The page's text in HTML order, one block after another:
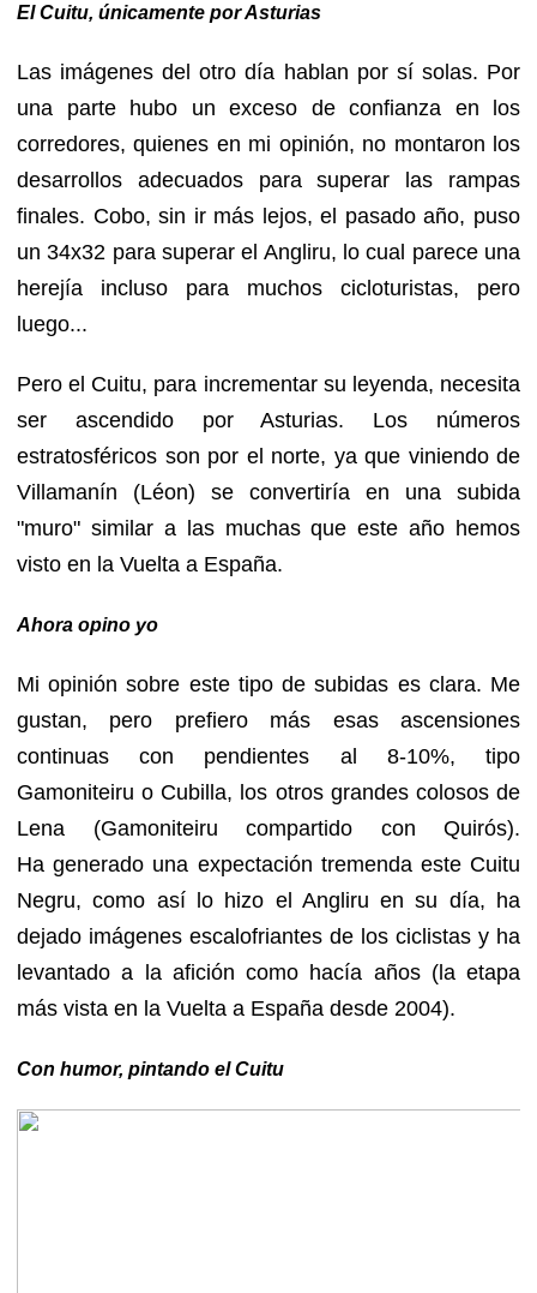
El Cuitu, únicamente por Asturias
Las imágenes del otro día hablan por sí solas. Por
una parte hubo un exceso de confianza en los
corredores, quienes en mi opinión, no montaron los
desarrollos adecuados para superar las rampas
finales. Cobo, sin ir más lejos, el pasado año, puso
un 34x32 para superar el Angliru, lo cual parece una
herejía incluso para muchos cicloturistas, pero
luego...
Pero el Cuitu, para incrementar su leyenda, necesita
ser ascendido por Asturias. Los números
estratosféricos son por el norte, ya que viniendo de
Villamanín (Léon) se convertiría en una subida
"muro" similar a las muchas que este año hemos
visto en la Vuelta a España.
Ahora opino yo
Mi opinión sobre este tipo de subidas es clara. Me
gustan, pero prefiero más esas ascensiones
continuas con pendientes al 8-10%, tipo
Gamoniteiru o Cubilla, los otros grandes colosos de
Lena (Gamoniteiru compartido con Quirós).
Ha generado una expectación tremenda este Cuitu
Negru, como así lo hizo el Angliru en su día, ha
dejado imágenes escalofriantes de los ciclistas y ha
levantado a la afición como hacía años (la etapa
más vista en la Vuelta a España desde 2004).
Con humor, pintando el Cuitu